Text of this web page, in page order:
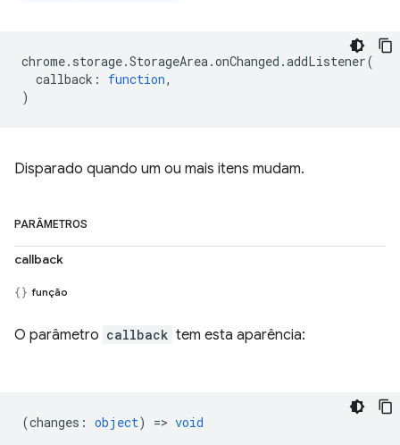
chrome. storage.StorageArea.onChanged .addListener(
callback : function,
)
Disparado quando um ou mais itens mudam.
PARÂMETROS
callback
função
O parâmetro callback tem esta aparência:
(changes : object) => void